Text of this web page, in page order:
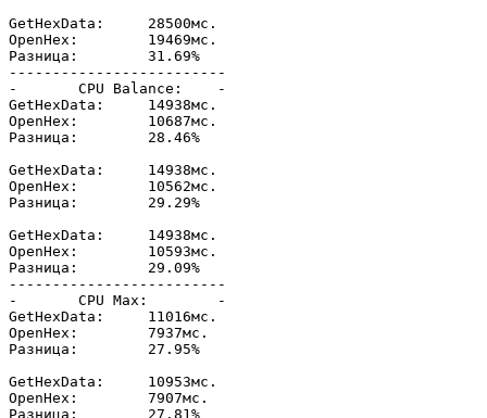
GetHexData:	28500мс.
OpenHex:	19469мс.
Разница: 	31.69%
-------------------------
-	CPU Balance:	-
GetHexData:	14938мс.
OpenHex:	10687мс.
Разница: 	28.46%
GetHexData:	14938мс.
OpenHex:	10562мс.
Разница: 	29.29%
GetHexData:	14938мс.
OpenHex:	10593мс.
Разница: 	29.09%
-------------------------
-	CPU Max:	-
GetHexData:	11016мс.
OpenHex:	7937мс.
Разница: 	27.95%
GetHexData:	10953мс.
OpenHex:	7907мс.
Разница: 	27.81%